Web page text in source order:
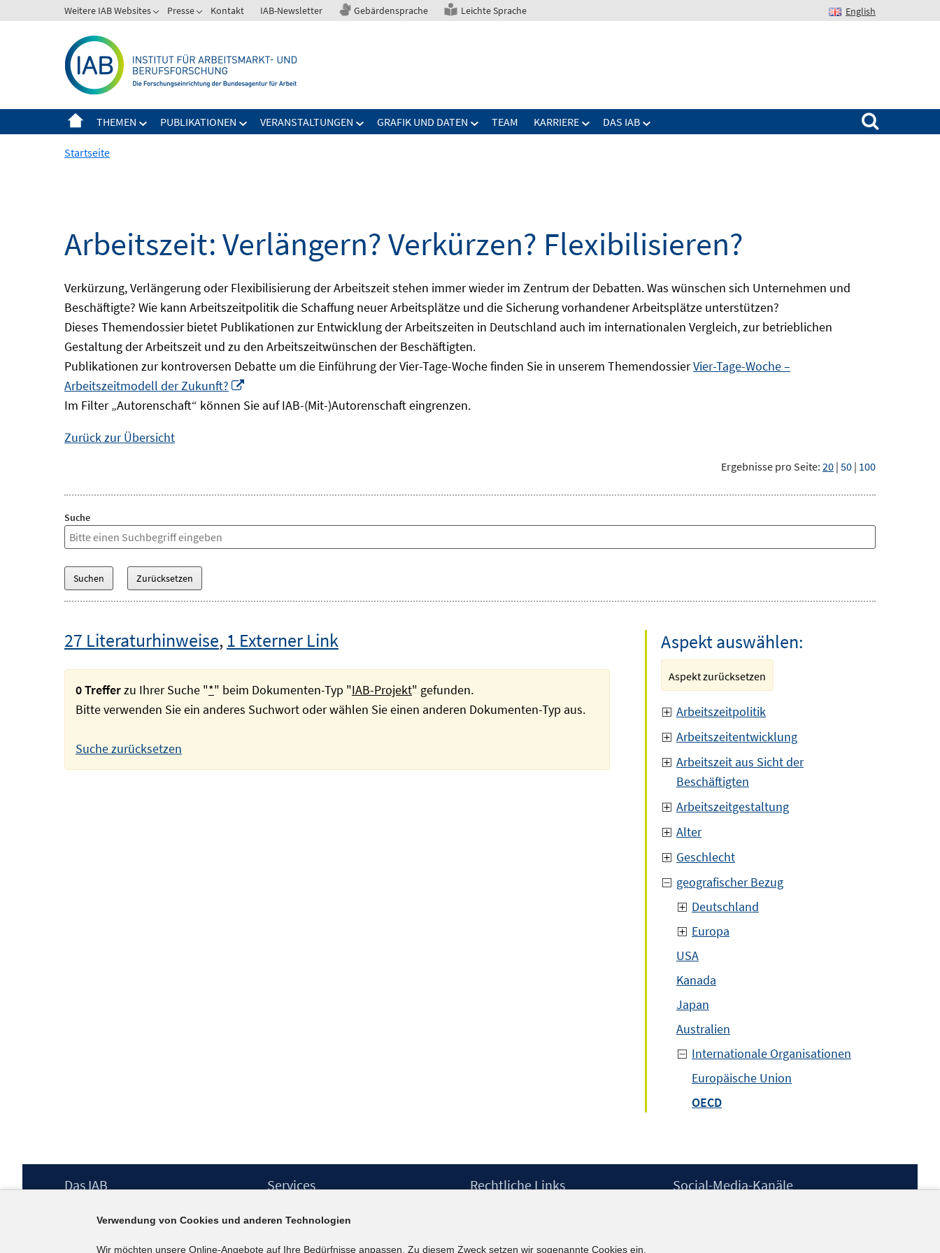
zum
Weitere IAB Websites Presse Kontakt IAB-Newsletter Gebärdensprache Leichte Sprache English
THEMEN PUBLIKATIONEN VERANSTALTUNGEN GRAFIK UND DATEN TEAM KARRIERE DAS IAB
Suchen nach:
Startseite
Arbeitszeit: Verlängern? Verkürzen? Flexibilisieren?
Verkürzung, Verlängerung oder Flexibilisierung der Arbeitszeit stehen immer wieder im Zentrum der Debatten. Was wünschen sich Unternehmen und
Beschäftigte? Wie kann Arbeitszeitpolitik die Schaffung neuer Arbeitsplätze und die Sicherung vorhandener Arbeitsplätze unterstützen?
Dieses Themendossier bietet Publikationen zur Entwicklung der Arbeitszeiten in Deutschland auch im internationalen Vergleich, zur betrieblichen
Gestaltung der Arbeitszeit und zu den Arbeitszeitwünschen der Beschäftigten.
Publikationen zur kontroversen Debatte um die Einführung der Vier-Tage-Woche finden Sie in unserem ThemendossierVier-Tage-Woche –
Arbeitszeitmodell der Zukunft?
neuem
Im Filter „Autorenschaft“ können Sie auf IAB-(Mit-)Autorenschaft eingrenzen.
Zurück zur Übersicht
Ergebnisse pro Seite: 20 | 50 | 100
Suche
27 Literaturhinweise, 1 Externer Link
0 Trefferzu Ihrer Suche "*" beim Dokumenten-Typ "IAB-Projekt" gefunden.
Bitte verwenden Sie ein anderes Suchwort oder wählen Sie einen anderen Dokumenten-Typ aus.
Suche zurücksetzen
Aspekt auswählen:
Aspekt zurücksetzen
Arbeitszeitpolitik
Arbeitszeitentwicklung
Arbeitszeit aus Sicht der
Beschäftigten
Arbeitszeitgestaltung
Alter
Geschlecht
geografischer Bezug
Deutschland
Europa
USA
Kanada
Japan
Australien
Internationale Organisationen
Europäische Union
OECD
Footer
Das IAB
Berufsforschung (IAB) – unser Leitbild
Institutsleitung
Services
IAB-Newsletter
Kontakt
Rechtliche Links
Erklärung zur Barrierefreiheit
Social-Media-Kanäle
Verwendung von Cookies und anderen Technologien
Wir möchten unsere Online-Angebote auf Ihre Bedürfnisse anpassen. Zu diesem Zweck setzen wir sogenannte Cookies ein.